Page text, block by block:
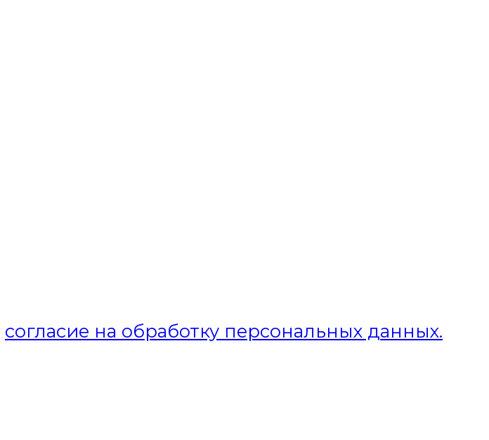
согласие на обработку персональных данных.